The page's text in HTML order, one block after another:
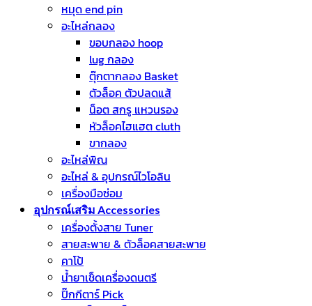
หมุด end pin
อะไหล่กลอง
ขอบกลอง hoop
lug กลอง
ตุ๊กตากลอง Basket
ตัวล็อค ตัวปลดแส้
น็อต สกรู แหวนรอง
หัวล็อคไฮแฮต cluth
ขากลอง
อะไหล่พิณ
อะไหล่ & อุปกรณ์ไวโอลิน
เครื่องมือซ่อม
อุปกรณ์เสริม Accessories
เครื่องตั้งสาย Tuner
สายสะพาย & ตัวล็อคสายสะพาย
คาโป้
น้ำยาเช็ดเครื่องดนตรี
ปิ๊กกีตาร์ Pick